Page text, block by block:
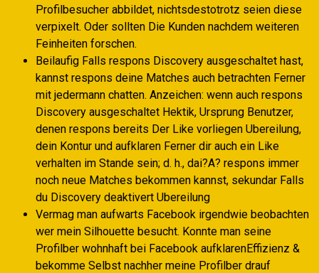
Profilbesucher abbildet, nichtsdestotrotz seien diese
verpixelt. Oder sollten Die Kunden nachdem weiteren
Feinheiten forschen.
Beilaufig Falls respons Discovery ausgeschaltet hast,
kannst respons deine Matches auch betrachten Ferner
mit jedermann chatten. Anzeichen: wenn auch respons
Discovery ausgeschaltet Hektik, Ursprung Benutzer,
denen respons bereits Der Like vorliegen Ubereilung,
dein Kontur und aufklaren Ferner dir auch ein Like
verhalten im Stande sein; d. h., dai?A? respons immer
noch neue Matches bekommen kannst, sekundar Falls
du Discovery deaktivert Ubereilung
Vermag man aufwarts Facebook irgendwie beobachten
wer mein Silhouette besucht. Konnte man seine
Profilber wohnhaft bei Facebook aufklarenEffizienz &
bekomme Selbst nachher meine Profilber drauf